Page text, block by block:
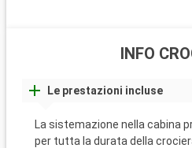
INFO
Le prestazioni incluse
La sistemazione nella cabina
per tutta la durata della